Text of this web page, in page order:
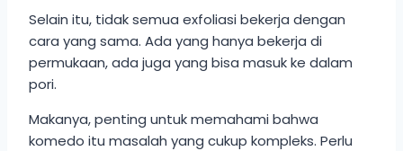
Selain itu, tidak semua exfoliasi bekerja dengan
cara yang sama. Ada yang hanya bekerja di
permukaan, ada juga yang bisa masuk ke dalam
pori.
Makanya, penting untuk memahami bahwa
komedo itu masalah yang cukup kompleks. Perlu